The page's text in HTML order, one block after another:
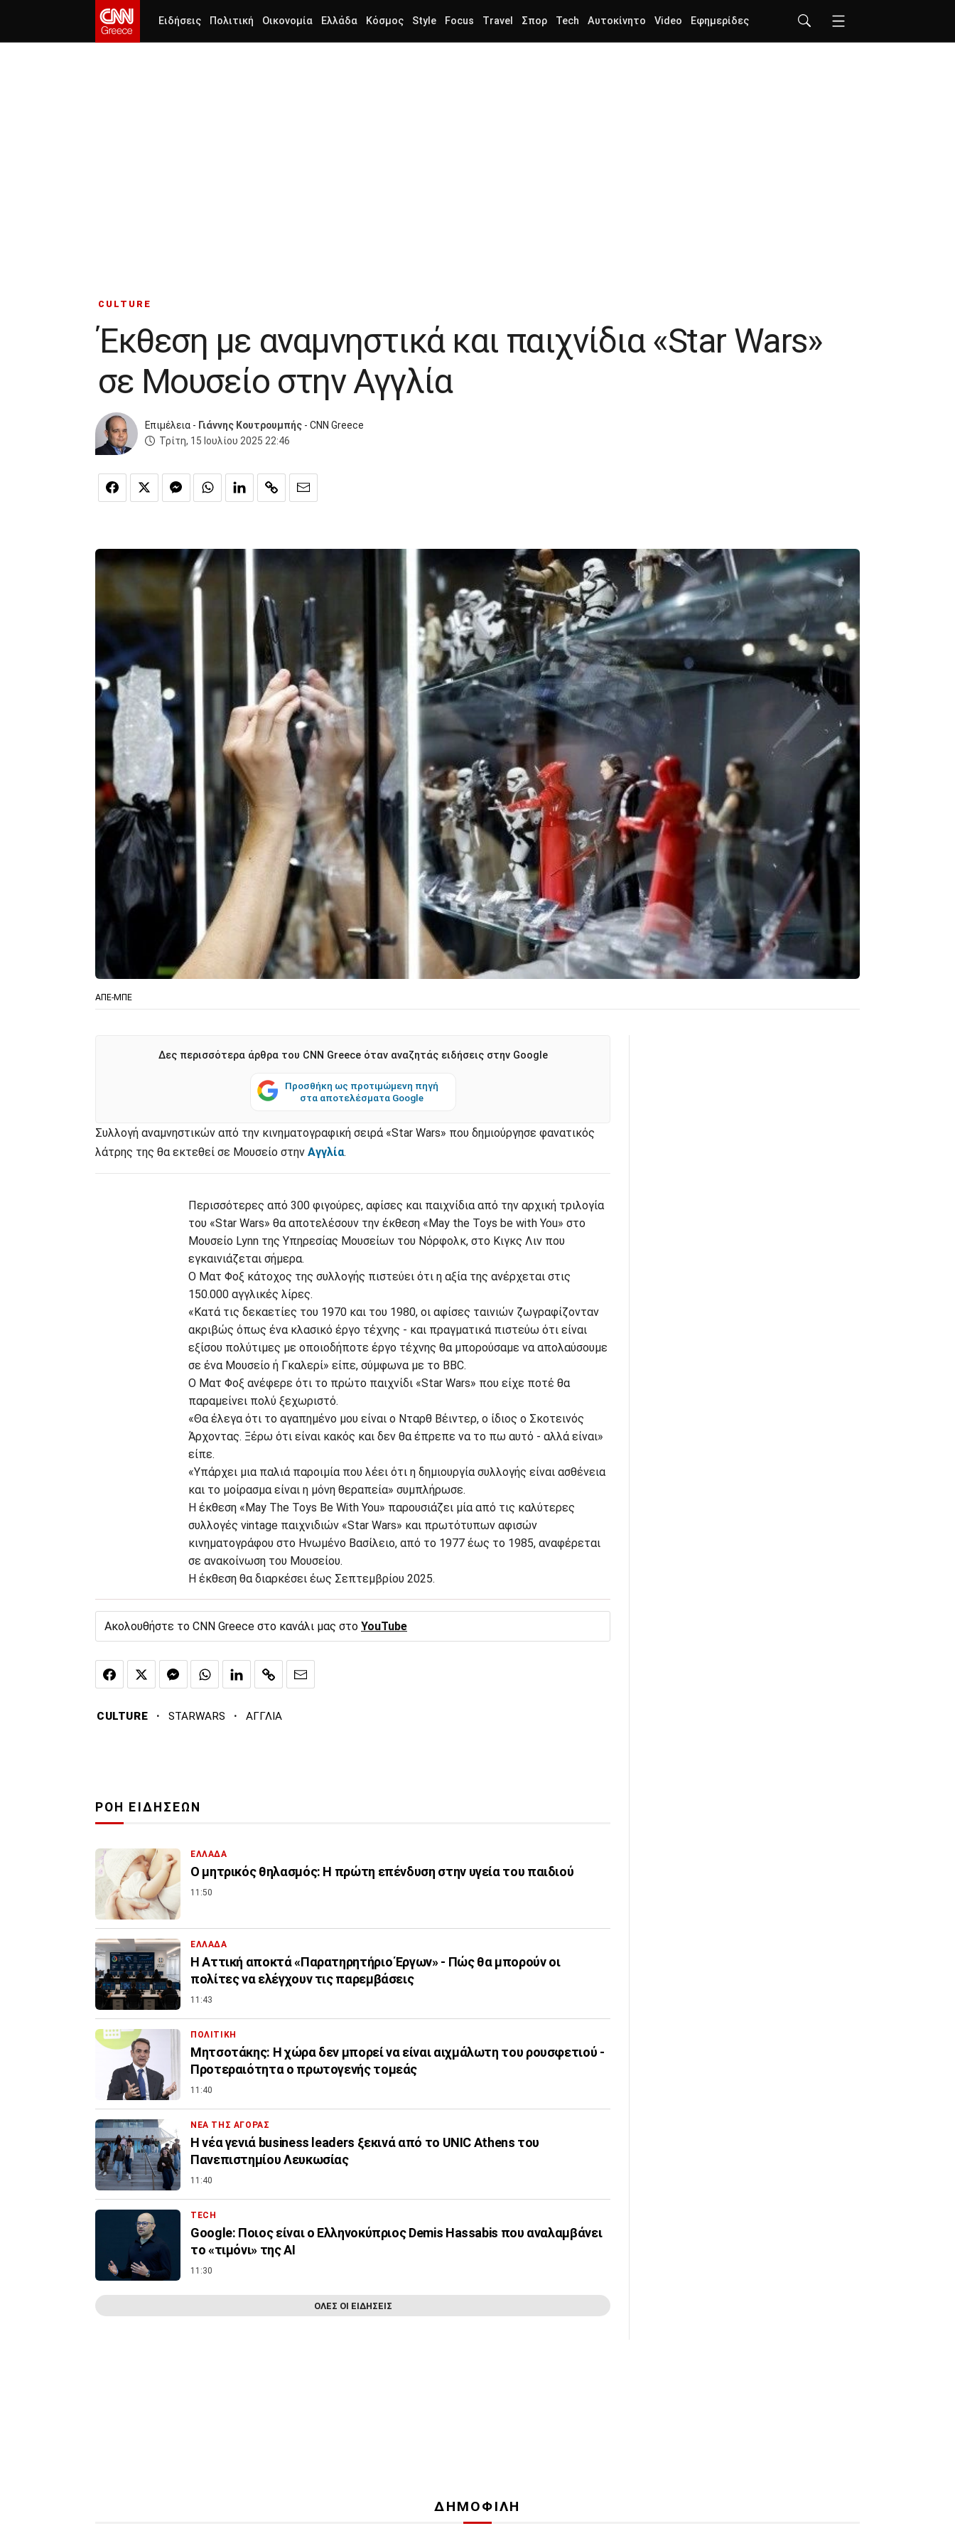
Ειδήσεις Πολιτική Οικονομία Ελλάδα Κόσμος Style Focus Travel Σπορ Tech Αυτοκίνητο Video Εφημερίδες
CULTURE
Έκθεση με αναμνηστικά και παιχνίδια «Star Wars»
σε Μουσείο στην Αγγλία
Επιμέλεια - Γιάννης Κουτρουμπής - CNN Greece
Τρίτη, 15 Ιουλίου 2025 22:46
ΑΠΕ-ΜΠΕ
Δες περισσότερα άρθρα του CNN Greece όταν αναζητάς ειδήσεις στην Google
Προσθήκη ως προτιμώμενη πηγή
στα αποτελέσματα Google
Συλλογή αναμνηστικών από την κινηματογραφική σειρά «Star Wars» που δημιούργησε φανατικός
λάτρης της θα εκτεθεί σε Μουσείο στην Αγγλία.
Περισσότερες από 300 φιγούρες, αφίσες και παιχνίδια από την αρχική τριλογία
του «Star Wars» θα αποτελέσουν την έκθεση «May the Toys be with You» στο
Μουσείο Lynn της Υπηρεσίας Μουσείων του Νόρφολκ, στο Κιγκς Λιν που
εγκαινιάζεται σήμερα.
Ο Ματ Φοξ κάτοχος της συλλογής πιστεύει ότι η αξία της ανέρχεται στις
150.000 αγγλικές λίρες.
«Κατά τις δεκαετίες του 1970 και του 1980, οι αφίσες ταινιών ζωγραφίζονταν
ακριβώς όπως ένα κλασικό έργο τέχνης - και πραγματικά πιστεύω ότι είναι
εξίσου πολύτιμες με οποιοδήποτε έργο τέχνης θα μπορούσαμε να απολαύσουμε
σε ένα Μουσείο ή Γκαλερί» είπε, σύμφωνα με το BBC.
Ο Ματ Φοξ ανέφερε ότι το πρώτο παιχνίδι «Star Wars» που είχε ποτέ θα
παραμείνει πολύ ξεχωριστό.
«Θα έλεγα ότι το αγαπημένο μου είναι ο Νταρθ Βέιντερ, ο ίδιος ο Σκοτεινός
Άρχοντας. Ξέρω ότι είναι κακός και δεν θα έπρεπε να το πω αυτό - αλλά είναι»
είπε.
«Υπάρχει μια παλιά παροιμία που λέει ότι η δημιουργία συλλογής είναι ασθένεια
και το μοίρασμα είναι η μόνη θεραπεία» συμπλήρωσε.
Η έκθεση «May The Toys Be With You» παρουσιάζει μία από τις καλύτερες
συλλογές vintage παιχνιδιών «Star Wars» και πρωτότυπων αφισών
κινηματογράφου στο Ηνωμένο Βασίλειο, από το 1977 έως το 1985, αναφέρεται
σε ανακοίνωση του Μουσείου.
Η έκθεση θα διαρκέσει έως Σεπτεμβρίου 2025.
Ακολουθήστε το CNN Greece στο κανάλι μας στο YouTube
CULTURE · STARWARS · ΑΓΓΛΙΑ
ΡΟΗ ΕΙΔΗΣΕΩΝ
ΕΛΛΑΔΑ
Ο μητρικός θηλασμός: Η πρώτη επένδυση στην υγεία του παιδιού
11:50
ΕΛΛΑΔΑ
Η Αττική αποκτά «Παρατηρητήριο Έργων» - Πώς θα μπορούν οι
πολίτες να ελέγχουν τις παρεμβάσεις
11:43
ΠΟΛΙΤΙΚΗ
Μητσοτάκης: Η χώρα δεν μπορεί να είναι αιχμάλωτη του ρουσφετιού -
Προτεραιότητα ο πρωτογενής τομεάς
11:40
ΝΕΑ ΤΗΣ ΑΓΟΡΑΣ
Η νέα γενιά business leaders ξεκινά από το UNIC Athens του
Πανεπιστημίου Λευκωσίας
11:40
TECH
Google: Ποιος είναι ο Ελληνοκύπριος Demis Hassabis που αναλαμβάνει
το «τιμόνι» της ΑΙ
11:30
ΟΛΕΣ ΟΙ ΕΙΔΗΣΕΙΣ
ΔΗΜΟΦΙΛΗ